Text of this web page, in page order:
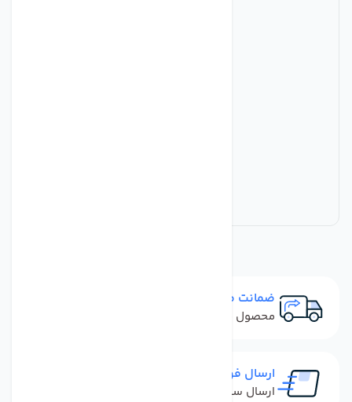
ضمانت مرجوعی
محصول نباید آسیب دیده باشد
ارسال فوری
ارسال سفارش در کمترین زمان ممکن